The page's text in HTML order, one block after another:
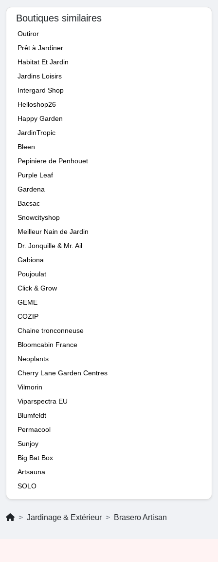
Boutiques similaires
Outiror
Prêt à Jardiner
Habitat Et Jardin
Jardins Loisirs
Intergard Shop
Helloshop26
Happy Garden
JardinTropic
Bleen
Pepiniere de Penhouet
Purple Leaf
Gardena
Bacsac
Snowcityshop
Meilleur Nain de Jardin
Dr. Jonquille & Mr. Ail
Gabiona
Poujoulat
Click & Grow
GEME
COZIP
Chaine tronconneuse
Bloomcabin France
Neoplants
Cherry Lane Garden Centres
Vilmorin
Viparspectra EU
Blumfeldt
Permacool
Sunjoy
Big Bat Box
Artsauna
SOLO
Jardinage & Extérieur Brasero Artisan